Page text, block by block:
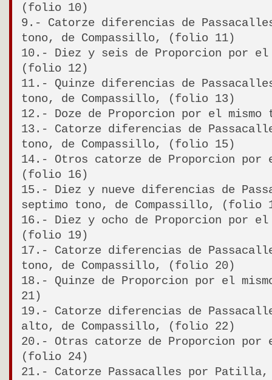
(folio 10)
9.- Catorze diferencias de
tono, de Compassillo, (folio 11)
10.- Diez y seis de Proporcion por el
(folio 12)
11.- Quinze diferencias de
tono, de Compassillo, (folio 13)
12.- Doze de Proporcion por el
13.- Catorze diferencias de
tono, de Compassillo, (folio 15)
14.- Otros catorze de Proporcion por
(folio 16)
15.- Diez y nueve diferencias de
septimo tono, de Compassillo, (folio
16.- Diez y ocho de Proporcion por el
(folio 19)
17.- Catorze diferencias de
tono, de Compassillo, (folio 20)
18.- Quinze de Proporcion por el
21)
19.- Catorze diferencias de
alto, de Compassillo, (folio 22)
20.- Otras catorze de Proporcion por
(folio 24)
21.- Catorze Passacalles por Patilla,